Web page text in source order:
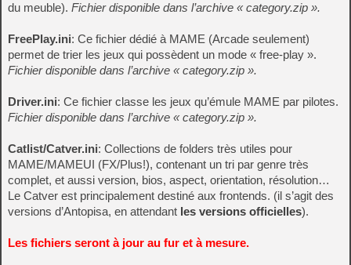
du meuble). Fichier disponible dans l’archive « category.zip ».
FreePlay.ini: Ce fichier dédié à MAME (Arcade seulement)
permet de trier les jeux qui possèdent un mode « free-play ».
Fichier disponible dans l’archive « category.zip ».
Driver.ini: Ce fichier classe les jeux qu’émule MAME par pilotes.
Fichier disponible dans l’archive « category.zip ».
Catlist/Catver.ini: Collections de folders très utiles pour
MAME/MAMEUI (FX/Plus!), contenant un tri par genre très
complet, et aussi version, bios, aspect, orientation, résolution…
Le Catver est principalement destiné aux frontends. (il s’agit des
versions d’Antopisa, en attendant les versions officielles).
Les fichiers seront à jour au fur et à mesure.